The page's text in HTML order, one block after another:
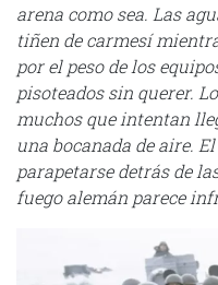
arena como sea. Las
tiñen de carmesí
por el peso de los
pisoteados sin querer.
muchos que intentan
una bocanada de aire.
parapetarse detrás de
fuego alemán parece